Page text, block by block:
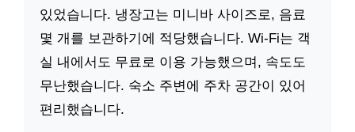
있었습니다. 냉장고는 미니바 사이즈로, 음료
몇 개를 보관하기에 적당했습니다. Wi-Fi는 객
실 내에서도 무료로 이용 가능했으며, 속도도
무난했습니다. 숙소 주변에 주차 공간이 있어
편리했습니다.